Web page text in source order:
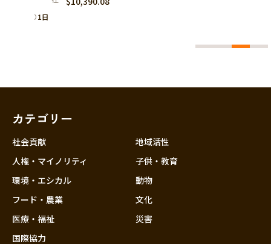
カテゴリー
社会貢献
人権・マイノリティ
環境・エシカル
フード・農業
医療・福祉
国際協力
地域活性
子供・教育
動物
文化
災害